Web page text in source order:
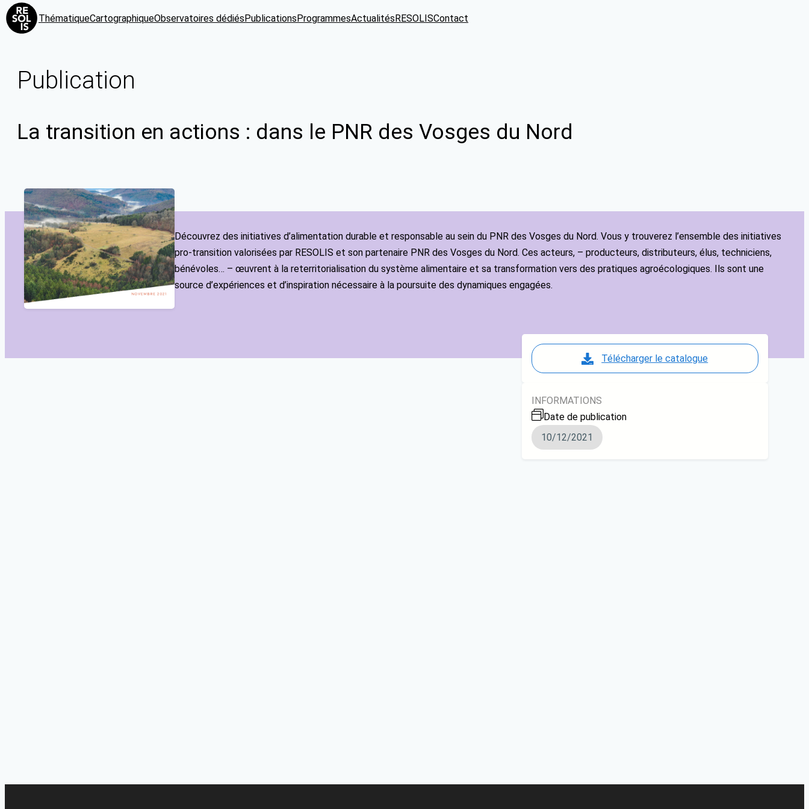
ThématiqueCartographiqueObservatoires dédiésPublicationsProgrammesActualitésRESOLISContact
Publication
La transition en actions : dans le PNR des Vosges du Nord
Découvrez des initiatives d’alimentation durable et responsable au sein du PNR des Vosges du Nord. Vous y trouverez l’ensemble des initiatives
pro-transition valorisées par RESOLIS et son partenaire PNR des Vosges du Nord. Ces acteurs, – producteurs, distributeurs, élus, techniciens,
bénévoles… – œuvrent à la reterritorialisation du système alimentaire et sa transformation vers des pratiques agroécologiques. Ils sont une
source d’expériences et d’inspiration nécessaire à la poursuite des dynamiques engagées.
Télécharger le catalogue
INFORMATIONS
Date de publication
10/12/2021